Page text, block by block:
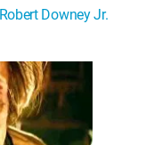
Downey Jr.